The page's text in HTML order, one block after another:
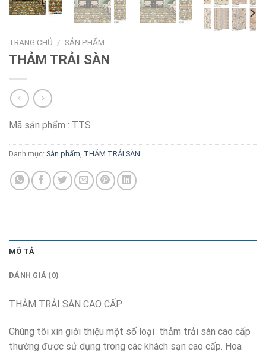
TRANG CHỦ / SẢN PHẨM
THẢM TRẢI SÀN
Mã sản phẩm : TTS
Danh mục: Sản phẩm, THẢM TRẢI SÀN
MÔ TẢ
ĐÁNH GIÁ (0)
THẢM TRẢI SÀN CAO CẤP
Chúng tôi xin giới thiệu một số loại thảm trải sàn cao cấp
thường được sử dụng trong các khách sạn cao cấp. Hoa